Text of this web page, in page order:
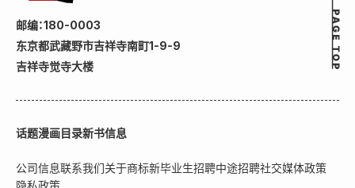
邮编：180-0003
东京都武藏野市吉祥寺南町1-9-9
吉祥寺觉寺大楼
话题漫画目录新书信息
公司信息联系我们关于商标新毕业生招聘中途招聘社交媒体政策